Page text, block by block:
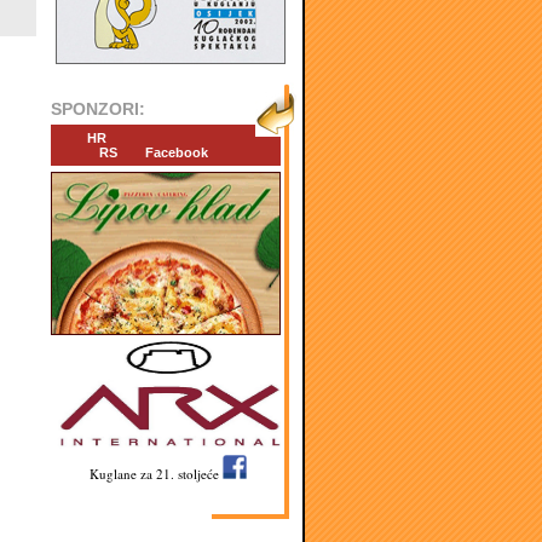
SPONZORI:
HR
RS
Facebook
Kuglane za 21. stoljeće